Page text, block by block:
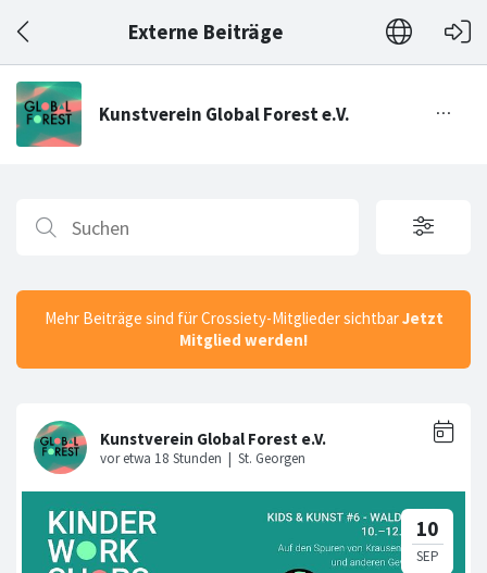
Externe Beiträge
Mehr Beiträge sind für Crossiety-Mitglieder sichtbarJetzt
Mitglied werden!